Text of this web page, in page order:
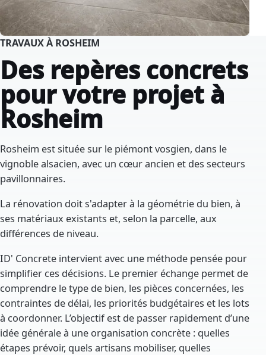
TRAVAUX À ROSHEIM
Des repères concrets
pour votre projet à
Rosheim
Rosheim est située sur le piémont vosgien, dans le
vignoble alsacien, avec un cœur ancien et des secteurs
pavillonnaires.
La rénovation doit s'adapter à la géométrie du bien, à
ses matériaux existants et, selon la parcelle, aux
différences de niveau.
ID' Concrete intervient avec une méthode pensée pour
simplifier ces décisions. Le premier échange permet de
comprendre le type de bien, les pièces concernées, les
contraintes de délai, les priorités budgétaires et les lots
à coordonner. L’objectif est de passer rapidement d’une
idée générale à une organisation concrète : quelles
étapes prévoir, quels artisans mobiliser, quelles